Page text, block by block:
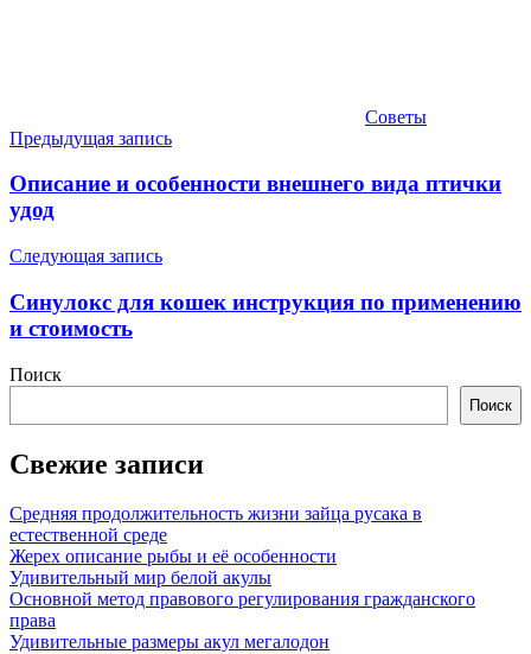
Советы
Навигация
по
записям
Предыдущая запись
Описание и особенности внешнего вида птички
удод
Следующая запись
Синулокс для кошек инструкция по применению
и стоимость
Поиск
Поиск
Свежие записи
Средняя продолжительность жизни зайца русака в
естественной среде
Жерех описание рыбы и её особенности
Удивительный мир белой акулы
Основной метод правового регулирования гражданского
права
Удивительные размеры акул мегалодон